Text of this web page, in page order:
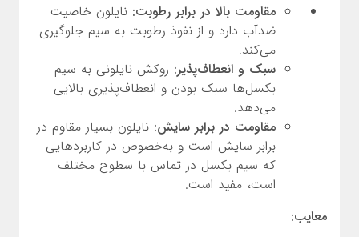
مقاومت بالا در برابر رطوبت: نایلون خاصیت
ضدآب دارد و از نفوذ رطوبت به سیم جلوگیری
می‌کند.
سبک و انعطاف‌پذیر: روکش نایلونی به سیم
بکسل‌ها سبک بودن و انعطاف‌پذیری بالایی
می‌دهد.
مقاومت در برابر سایش: نایلون بسیار مقاوم در
برابر سایش است و به‌خصوص در کاربردهایی
که سیم بکسل در تماس با سطوح مختلف
است، مفید است.
معایب: